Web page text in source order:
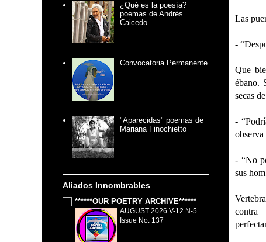
Las
-
Que
ébano.
secas
-
- “No
sus
contra
¿Qué es la poesía?
poemas de Andrés
Caicedo
Convocatoria Permanente
"Aparecidas" poemas de
Mariana Finochietto
Aliados Innombrables
******OUR POETRY ARCHIVE******
AUGUST 2026 V-12 N-5
Issue No. 137